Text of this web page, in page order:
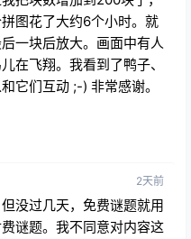
图花了大约6个小时。就
一块后放大。画面中有人
在飞翔。我看到了鸭子、
它们互动 ;-) 非常感谢。
2天前
没过几天，免费谜题就用
谜题。我不同意对内容这